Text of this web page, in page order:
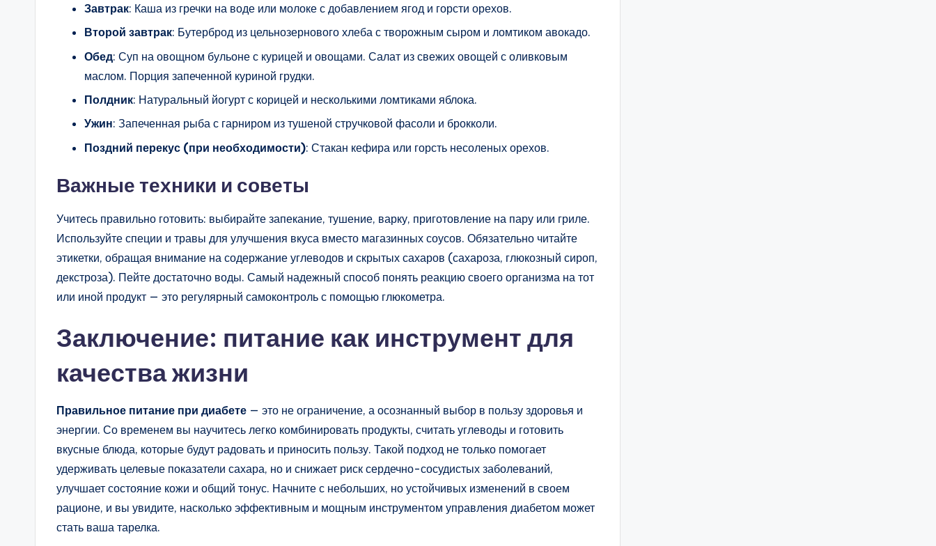
Завтрак: Каша из гречки на воде или молоке с добавлением ягод и горсти орехов.
Второй завтрак: Бутерброд из цельнозернового хлеба с творожным сыром и ломтиком авокадо.
Обед: Суп на овощном бульоне с курицей и овощами. Салат из свежих овощей с оливковым
маслом. Порция запеченной куриной грудки.
Полдник: Натуральный йогурт с корицей и несколькими ломтиками яблока.
Ужин: Запеченная рыба с гарниром из тушеной стручковой фасоли и брокколи.
Поздний перекус (при необходимости): Стакан кефира или горсть несоленых орехов.
Важные техники и советы
Учитесь правильно готовить: выбирайте запекание, тушение, варку, приготовление на пару или гриле.
Используйте специи и травы для улучшения вкуса вместо магазинных соусов. Обязательно читайте
этикетки, обращая внимание на содержание углеводов и скрытых сахаров (сахароза, глюкозный сироп,
декстроза). Пейте достаточно воды. Самый надежный способ понять реакцию своего организма на тот
или иной продукт — это регулярный самоконтроль с помощью глюкометра.
Заключение: питание как инструмент для
качества жизни
Правильное питание при диабете — это не ограничение, а осознанный выбор в пользу здоровья и
энергии. Со временем вы научитесь легко комбинировать продукты, считать углеводы и готовить
вкусные блюда, которые будут радовать и приносить пользу. Такой подход не только помогает
удерживать целевые показатели сахара, но и снижает риск сердечно-сосудистых заболеваний,
улучшает состояние кожи и общий тонус. Начните с небольших, но устойчивых изменений в своем
рационе, и вы увидите, насколько эффективным и мощным инструментом управления диабетом может
стать ваша тарелка.